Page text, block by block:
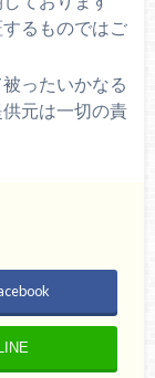
るものではご
ったいかなる
元は一切の責